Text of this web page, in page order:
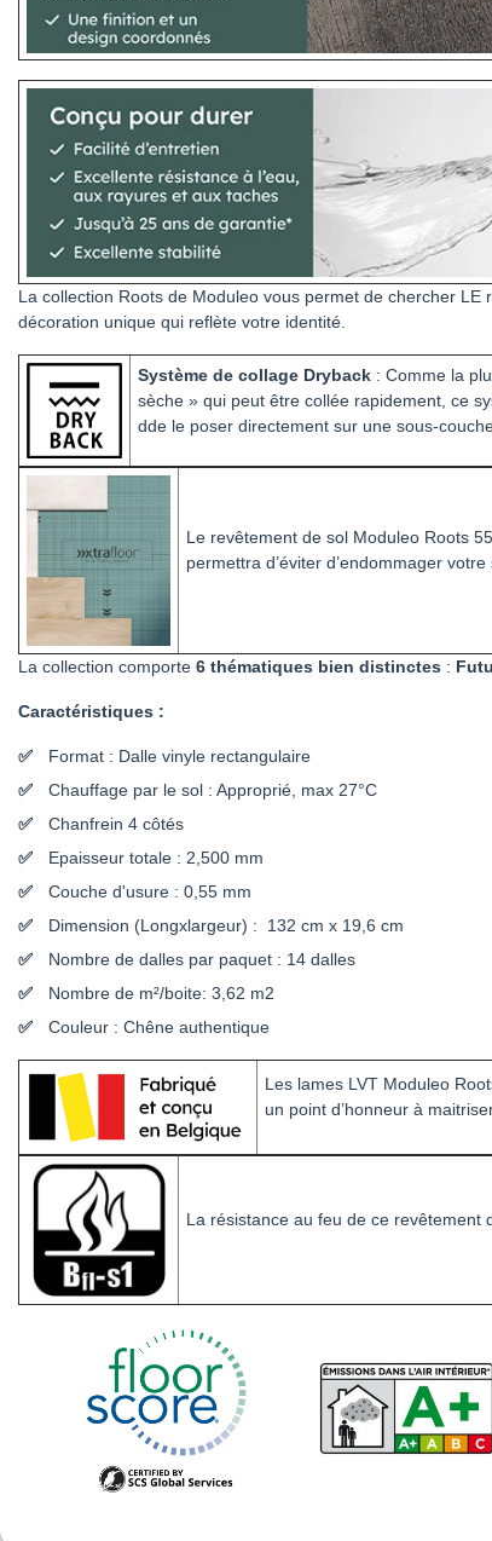
La collection Roots de Moduleo vous permet de chercher
décoration unique qui reflète votre identité.
Système de collage Dryback : Comme la
sèche » qui peut être collée rapidement, ce
dde le poser directement sur une sous-
Le revêtement de sol Moduleo Roots
permettra d’éviter d’endommager
La collection comporte 6 thématiques bien distinctes :
Caractéristiques :
Format : Dalle vinyle rectangulaire
Chauffage par le sol : Approprié, max 27°C
Chanfrein 4 côtés
Epaisseur totale : 2,500 mm
Couche d'usure : 0,55 mm
Dimension (Longxlargeur) : 132 cm x 19,6 cm
Nombre de dalles par paquet : 14 dalles
Nombre de m²/boite: 3,62 m2
Couleur : Chêne authentique
Les lames LVT Moduleo
un point d’honneur à
La résistance au feu de ce revêtement